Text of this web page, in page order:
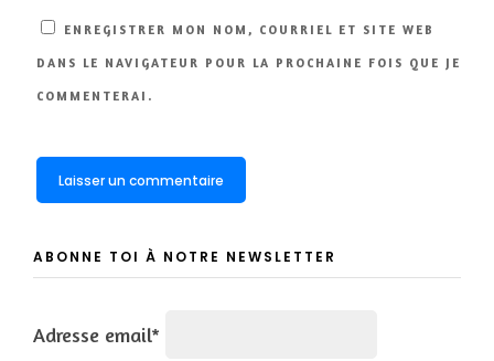
ENREGISTRER MON NOM, COURRIEL ET SITE WEB
DANS LE NAVIGATEUR POUR LA PROCHAINE FOIS QUE JE
COMMENTERAI.
ABONNE TOI À NOTRE NEWSLETTER
Adresse email*